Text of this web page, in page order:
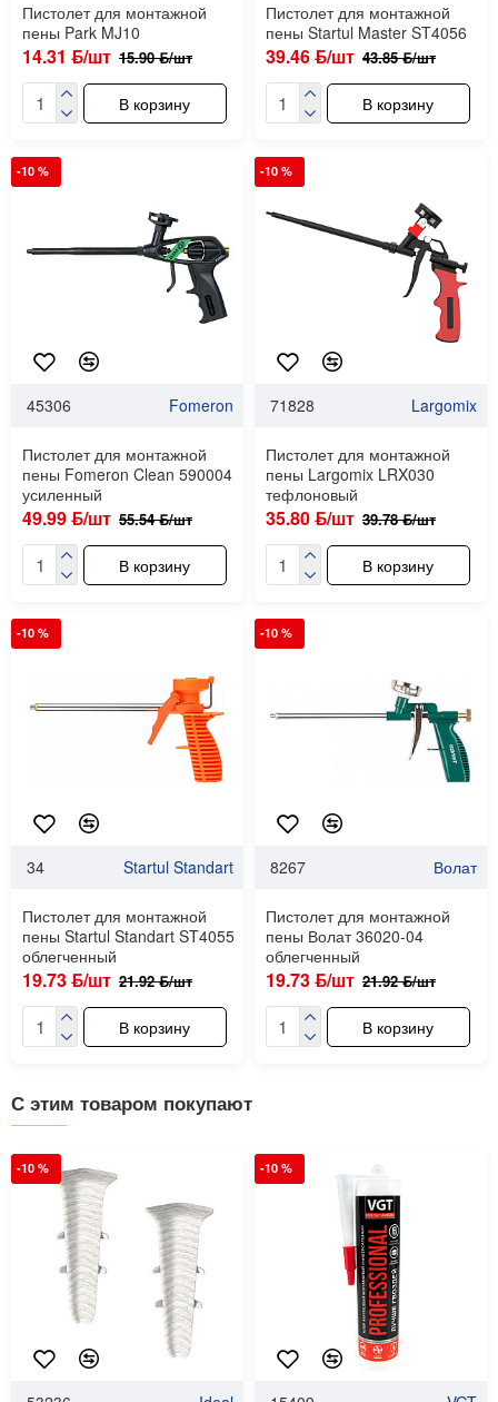
Пистолет для монтажной
пены Park MJ10
14.31 ƃ/шт 15.90 ƃ/шт
В корзину
Пистолет для монтажной
пены Startul Master ST4056
39.46 ƃ/шт 43.85 ƃ/шт
В корзину
-10 %
45306 Fomeron
Пистолет для монтажной
пены Fomeron Clean 590004
усиленный
49.99 ƃ/шт 55.54 ƃ/шт
В корзину
-10 %
71828 Largomix
Пистолет для монтажной
пены Largomix LRX030
тефлоновый
35.80 ƃ/шт 39.78 ƃ/шт
В корзину
-10 %
34 Startul Standart
Пистолет для монтажной
пены Startul Standart ST4055
облегченный
19.73 ƃ/шт 21.92 ƃ/шт
В корзину
-10 %
8267 Волат
Пистолет для монтажной
пены Волат 36020-04
облегченный
19.73 ƃ/шт 21.92 ƃ/шт
В корзину
С этим товаром покупают
-10 % -10 %